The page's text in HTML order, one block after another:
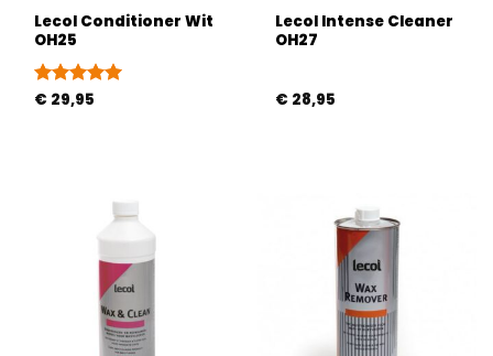
Lecol Conditioner Wit
OH25
Gewaardeerd
€ 29,95
Lecol Intense Cleaner
OH27
€ 28,95